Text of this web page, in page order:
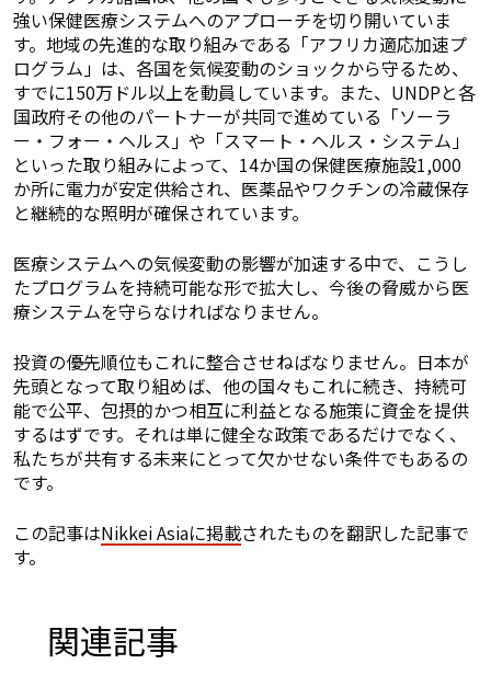
強い保健医療システムへのアプローチを切り開いていま
す。地域の先進的な取り組みである「アフリカ適応加速プ
ログラム」は、各国を気候変動のショックから守るため、
すでに150万ドル以上を動員しています。また、UNDPと各
国政府その他のパートナーが共同で進めている「ソーラ
ー・フォー・ヘルス」や「スマート・ヘルス・システム」
といった取り組みによって、14か国の保健医療施設1,000
か所に電力が安定供給され、医薬品やワクチンの冷蔵保存
と継続的な照明が確保されています。
医療システムへの気候変動の影響が加速する中で、こうし
たプログラムを持続可能な形で拡大し、今後の脅威から医
療システムを守らなければなりません。
投資の優先順位もこれに整合させねばなりません。日本が
先頭となって取り組めば、他の国々もこれに続き、持続可
能で公平、包摂的かつ相互に利益となる施策に資金を提供
するはずです。それは単に健全な政策であるだけでなく、
私たちが共有する未来にとって欠かせない条件でもあるの
です。
この記事はNikkei Asiaに掲載されたものを翻訳した記事で
す。
関連記事